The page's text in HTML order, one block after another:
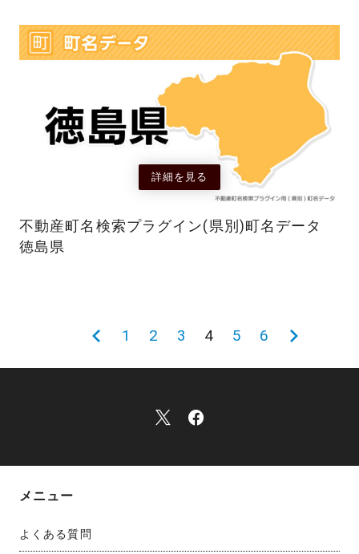
詳細を見る
不動産町名検索プラグイン(県別)町名データ
徳島県
1 2 3 4 5 6
メニュー
よくある質問